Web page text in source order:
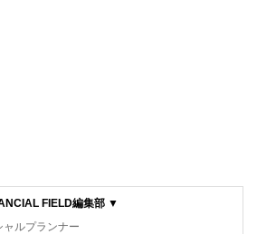
FIELD編集部 ▼
ャルプランナー